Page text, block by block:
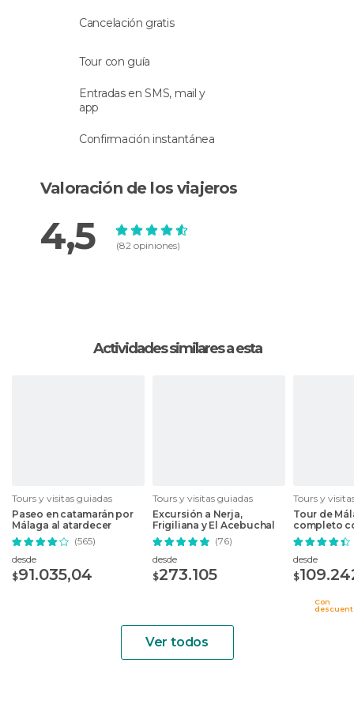
Y como no, esta estupenda visita no podía
del puerto de Málaga
Cancelación gratis
Tour con guía
Entradas en SMS, mail y
app
Confirmación instantánea
Valoración de los viajeros
4,5 (82 opiniones)
Actividades similares a esta
Tours y visitas guiadas
Paseo en catamarán por
Málaga al atardecer
(565)
desde
$91.035,04
Tours y visitas guiadas
Excursión a Nerja,
Frigiliana y El Acebuchal
(76)
desde
$273.105
Tours y
Tour de
completo
desde
$
Con
Ver todos